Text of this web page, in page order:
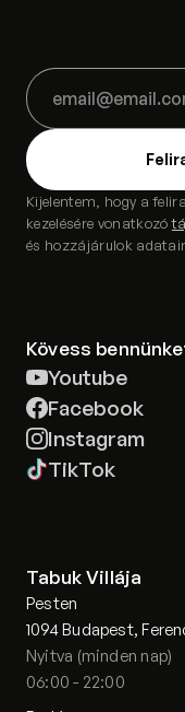
Tabuk Villája
Pesten
1094 Budapest,
Nyitva (minden nap)
06:00 - 22:00
Kijelentem, hogy a
kezelésére vonatkozó
és hozzájárulok
Kövess
Youtube
Facebook
Instagram
TikTok